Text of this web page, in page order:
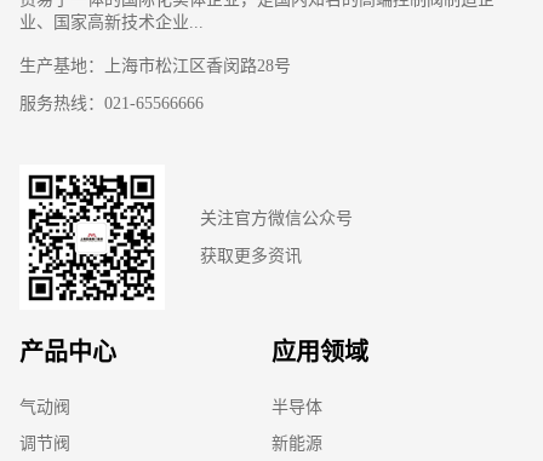
业、国家高新技术企业...
生产基地：上海市松江区香闵路28号
服务热线：021-65566666
关注官方微信公众号
获取更多资讯
产品中心
气动阀
调节阀
应用领域
半导体
新能源